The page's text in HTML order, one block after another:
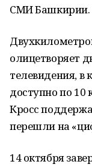
СМИ Башкирии.
олицетворяет
телевидения, в
доступно по 10
Кросс
перешли на
14 октября